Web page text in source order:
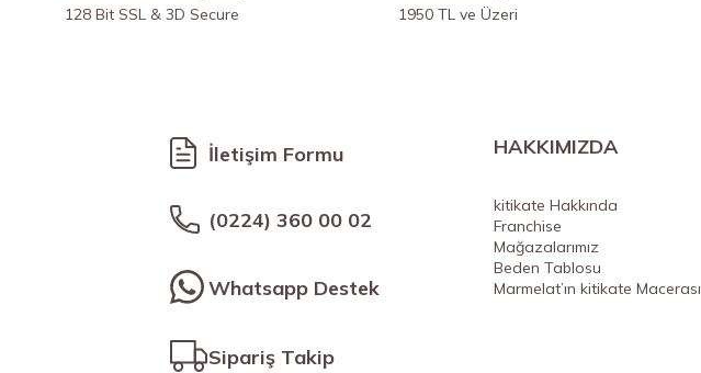
128 Bit SSL & 3D Secure 1950 TL ve Üzeri
İletişim Formu
(0224) 360 00 02
Whatsapp Destek
Sipariş Takip
HAKKIMIZDA
kitikate Hakkında
Franchise
Mağazalarımız
Beden Tablosu
Marmelat’ın kitikate Macerası